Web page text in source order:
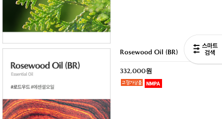
Rosewood Oil (BR)
332,000원